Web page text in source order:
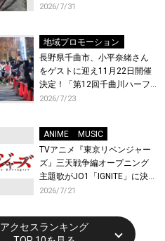
唯一の村・長生村で地引網を
2026/7/31
地域プロモーション
長野県千曲市、小平奈緒さん
をゲストに迎え11月22日開催
決定！「第12回千曲川ハーフ
マラソン」エントリー受付開
2026/7/23
ANIME
MUSIC
TVアニメ『東京リベンジャー
ズ』三天戦争編オープニング
主題歌がJO1「IGNITE」に決
定！メンバー全員から喜びと
トが到着！9月に東京・大阪で
先行上映会を開催！
2026/7/21
アクセスランキング